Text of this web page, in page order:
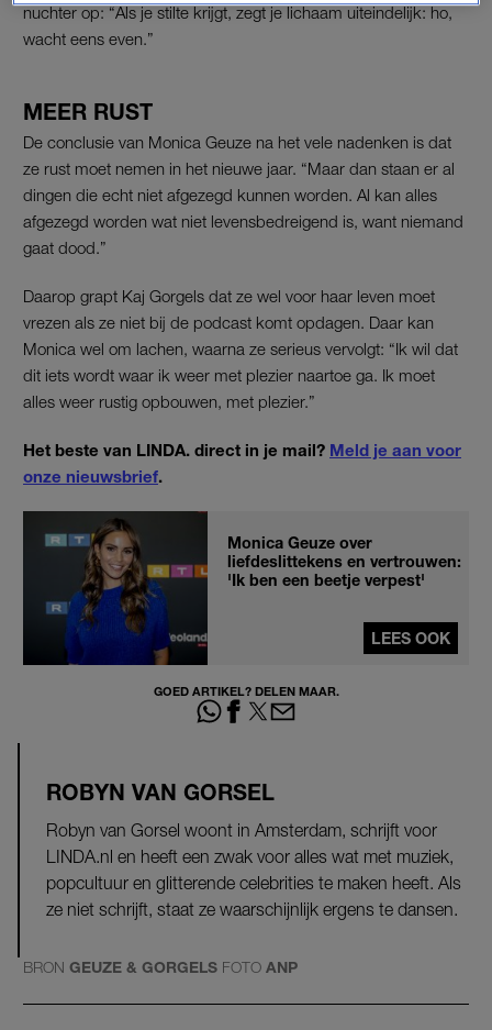
nuchter op: “Als je stilte krijgt, zegt je lichaam uiteindelijk: ho,
wacht eens even.”
MEER RUST
De conclusie van Monica Geuze na het vele nadenken is dat
ze rust moet nemen in het nieuwe jaar. “Maar dan staan er al
dingen die echt niet afgezegd kunnen worden. Al kan alles
afgezegd worden wat niet levensbedreigend is, want niemand
gaat dood.”
Daarop grapt Kaj Gorgels dat ze wel voor haar leven moet
vrezen als ze niet bij de podcast komt opdagen. Daar kan
Monica wel om lachen, waarna ze serieus vervolgt: “Ik wil dat
dit iets wordt waar ik weer met plezier naartoe ga. Ik moet
alles weer rustig opbouwen, met plezier.”
Het beste van LINDA. direct in je mail? Meld je aan voor
onze nieuwsbrief.
Monica Geuze over
liefdeslittekens en vertrouwen:
'Ik ben een beetje verpest'
LEES OOK
GOED ARTIKEL? DELEN MAAR.
ROBYN VAN GORSEL
Robyn van Gorsel woont in Amsterdam, schrijft voor
LINDA.nl en heeft een zwak voor alles wat met muziek,
popcultuur en glitterende celebrities te maken heeft. Als
ze niet schrijft, staat ze waarschijnlijk ergens te dansen.
BRON GEUZE & GORGELS FOTO ANP